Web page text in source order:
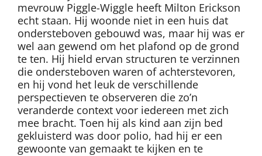
mevrouw Piggle-Wiggle heeft Milton Erickson
echt staan. Hij woonde niet in een huis dat
ondersteboven gebouwd was, maar hij was er
wel aan gewend om het plafond op de grond
te ten. Hij hield ervan structuren te verzinnen
die ondersteboven waren of achterstevoren,
en hij vond het leuk de verschillende
perspectieven te observeren die zo’n
veranderde context voor iedereen met zich
mee bracht. Toen hij als kind aan zijn bed
gekluisterd was door polio, had hij er een
gewoonte van gemaakt te kijken en te